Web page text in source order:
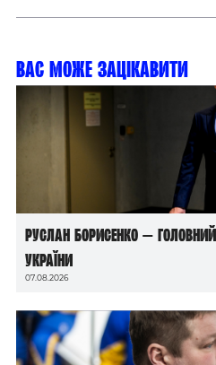
Вас може зацікавити
Руслан Борисенко — головний
України
07.08.2026